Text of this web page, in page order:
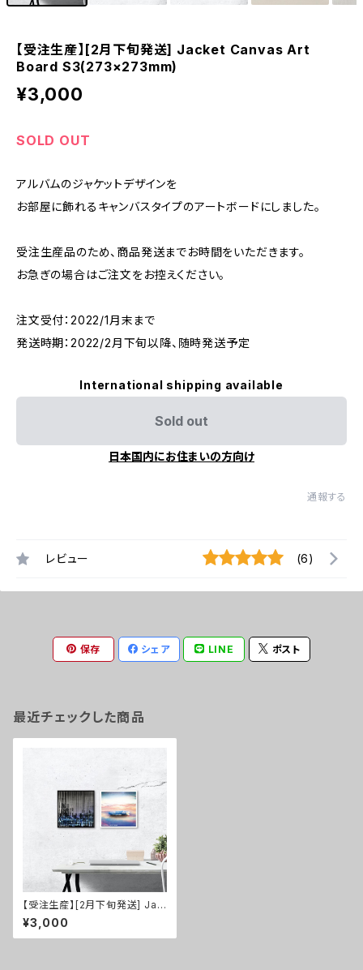
【受注生産】[2月下旬発送] Jacket Canvas Art
Board S3(273×273mm)
¥3,000
SOLD OUT
アルバムのジャケットデザインを
お部屋に飾れるキャンバスタイプのアートボードにしました。
受注生産品のため、商品発送までお時間をいただきます。
お急ぎの場合はご注文をお控えください。
注文受付：2022/1月末まで
発送時期：2022/2月下旬以降、随時発送予定
International shipping available
Sold out
日本国内にお住まいの方向け
通報する
レビュー (6)
保存 シェア LINE ポスト
最近チェックした商品
【受注生産】[2月下旬発送] Jac
ket Canvas Art Board S3(2
73×273mm)
¥3,000